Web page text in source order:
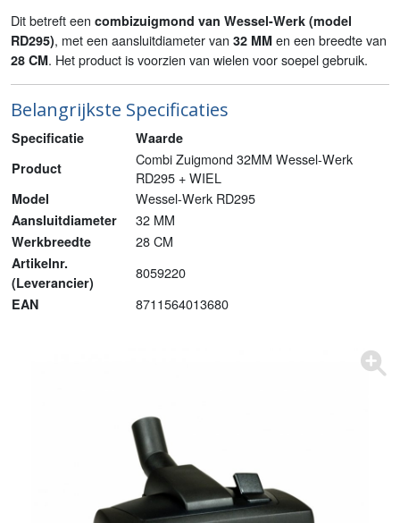
Dit betreft een combizuigmond van Wessel-Werk (model
RD295), met een aansluitdiameter van 32 MM en een breedte van
28 CM. Het product is voorzien van wielen voor soepel gebruik.
Belangrijkste Specificaties
Specificatie
Waarde
Product
Combi Zuigmond 32MM Wessel-Werk
RD295 + WIEL
Model Wessel-Werk RD295
Aansluitdiameter 32 MM
Werkbreedte 28 CM
Artikelnr.
(Leverancier)
8059220
EAN 8711564013680